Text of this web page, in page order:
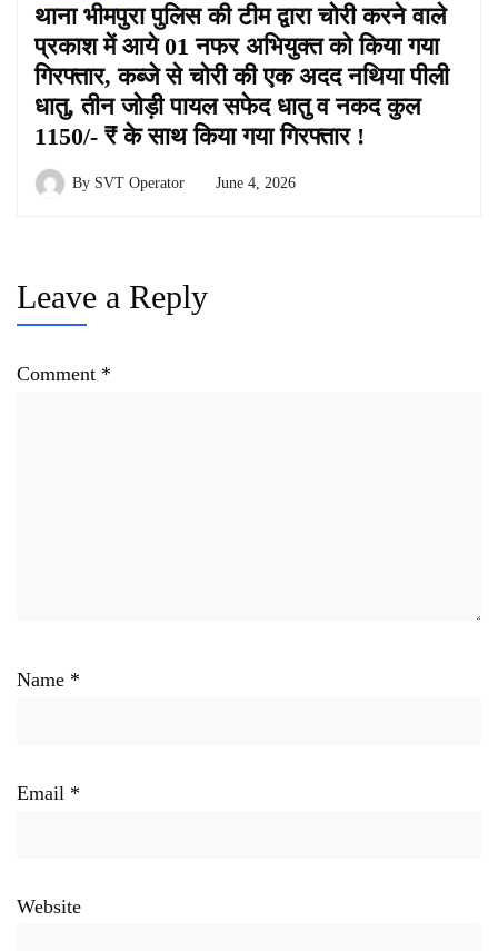
थाना भीमपुरा पुलिस की टीम द्वारा चोरी करने वाले
प्रकाश में आये 01 नफर अभियुक्त को किया गया
गिरफ्तार, कब्जे से चोरी की एक अदद नथिया पीली
धातु, तीन जोड़ी पायल सफेद धातु व नकद कुल
1150/- ₹ के साथ किया गया गिरफ्तार !
By SVT Operator June 4, 2026
Leave a Reply
Comment *
Name *
Email *
Website